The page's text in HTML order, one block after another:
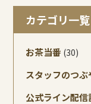
カテゴリ一覧
お茶当番 (30)
スタッフのつぶ
公式ライン配信